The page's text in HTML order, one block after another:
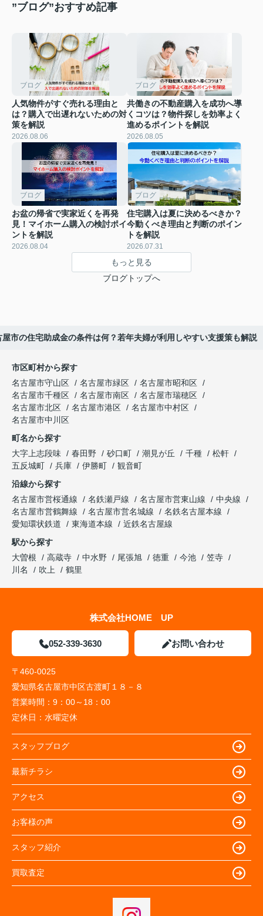
”ブログ”おすすめ記事
ブログ
人気物件がすぐ売れる理由と
は？購入で出遅れないための対
策を解説
2026.08.06
ブログ
共働きの不動産購入を成功へ導
くコツは？物件探しを効率よく
進めるポイントを解説
2026.08.05
ブログ
お盆の帰省で実家近くを再発
見！マイホーム購入の検討ポイ
ントを解説
2026.08.04
ブログ
住宅購入は夏に決めるべきか？
今動くべき理由と判断のポイン
トを解説
2026.07.31
もっと見る
ブログトップへ
屋市の住宅助成金の条件は何？若年夫婦が利用しやすい支援策も解説
市区町村から探す
名古屋市守山区
名古屋市緑区
名古屋市昭和区
名古屋市千種区
名古屋市南区
名古屋市瑞穂区
名古屋市北区
名古屋市港区
名古屋市中村区
名古屋市中川区
町名から探す
大字上志段味
春田野 砂口町 潮見が丘 千種
松軒
五反城町
兵庫 伊勝町
観音町
沿線から探す
名古屋市営桜通線
名鉄瀬戸線 名古屋市営東山線
中央線
名古屋市営鶴舞線
名古屋市営名城線
名鉄名古屋本線
愛知環状鉄道
東海道本線
近鉄名古屋線
駅から探す
大曽根
高蔵寺 中水野 尾張旭 徳重 今池
笠寺
川名
吹上 鶴里
株式会社HOME UP
052-339-3630 お問い合わせ
〒460-0025
愛知県名古屋市中区古渡町１８－８
営業時間： 9：00～18：00
定休日： 水曜定休
スタッフブログ
最新チラシ
アクセス
お客様の声
スタッフ紹介
買取査定